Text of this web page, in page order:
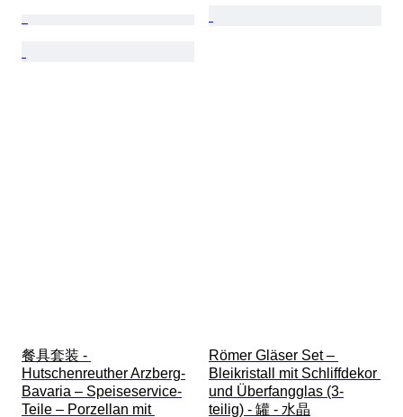
餐具套装 -
Hutschenreuther Arzberg-
Bavaria – Speiseservice-
Teile – Porzellan mit
Römer Gläser Set –
Bleikristall mit Schliffdekor
und Überfangglas (3-
teilig) - 罐 - 水晶